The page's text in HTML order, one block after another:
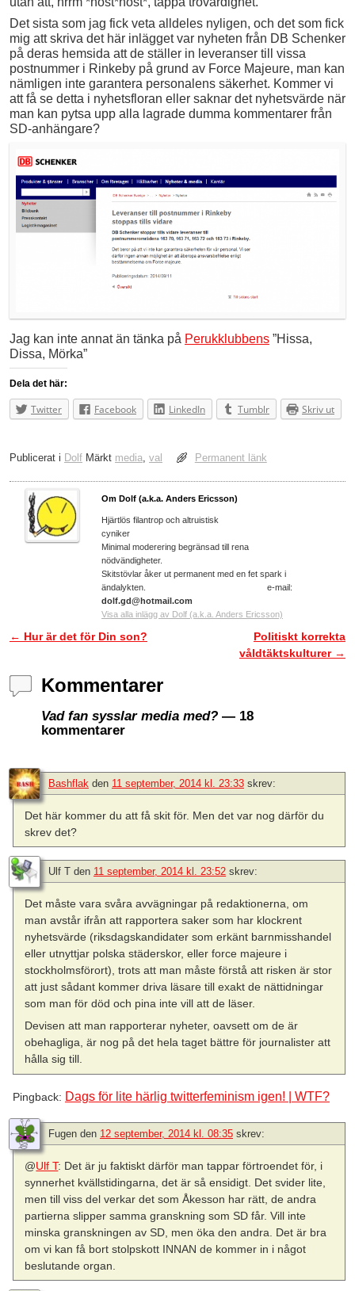
Det sista som jag fick veta alldeles nyligen, och det som fick
mig att skriva det här inlägget var nyheten från DB Schenker
på deras hemsida att de ställer in leveranser till vissa
postnummer i Rinkeby på grund av Force Majeure, man kan
nämligen inte garantera personalens säkerhet. Kommer vi
att få se detta i nyhetsfloran eller saknar det nyhetsvärde när
man kan pytsa upp alla lagrade dumma kommentarer från
SD-anhängare?
Jag kan inte annat än tänka på Perukklubbens ”Hissa,
Dissa, Mörka”
Dela det här:
Twitter Facebook LinkedIn Tumblr Skriv ut
Publicerat i Dolf Märkt media, val Permanent länk
Om Dolf (a.k.a. Anders Ericsson)
Hjärtlös filantrop och altruistisk
cyniker
Minimal moderering begränsad till rena
nödvändigheter.
Skitstövlar åker ut permanent med en fet spark i
ändalykten. e-mail:
dolf.gd@hotmail.com
Visa alla inlägg av Dolf (a.k.a. Anders Ericsson)
Inläggsnavigering
← Hur är det för Din son?
Politiskt korrekta
våldtäktskulturer →
Kommentarer
Vad fan sysslar media med? — 18
kommentarer
Bashflak den 11 september, 2014 kl. 23:33 skrev:
Det här kommer du att få skit för. Men det var nog därför du
skrev det?
Ulf T den 11 september, 2014 kl. 23:52 skrev:
Det måste vara svåra avvägningar på redaktionerna, om
man avstår ifrån att rapportera saker som har klockrent
nyhetsvärde (riksdagskandidater som erkänt barnmisshandel
eller utnyttjar polska städerskor, eller force majeure i
stockholmsförort), trots att man måste förstå att risken är stor
att just sådant kommer driva läsare till exakt de nättidningar
som man för död och pina inte vill att de läser.
Devisen att man rapporterar nyheter, oavsett om de är
obehagliga, är nog på det hela taget bättre för journalister att
hålla sig till.
Pingback: Dags för lite härlig twitterfeminism igen! | WTF?
Fugen den 12 september, 2014 kl. 08:35 skrev:
@Ulf T: Det är ju faktiskt därför man tappar förtroendet för, i
synnerhet kvällstidingarna, det är så ensidigt. Det svider lite,
men till viss del verkar det som Åkesson har rätt, de andra
partierna slipper samma granskning som SD får. Vill inte
minska granskningen av SD, men öka den andra. Det är bra
om vi kan få bort stolpskott INNAN de kommer in i något
beslutande organ.